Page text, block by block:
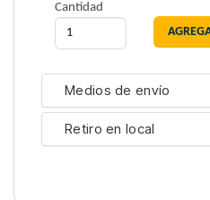
Cantidad
Medios de envío
Retiro en local